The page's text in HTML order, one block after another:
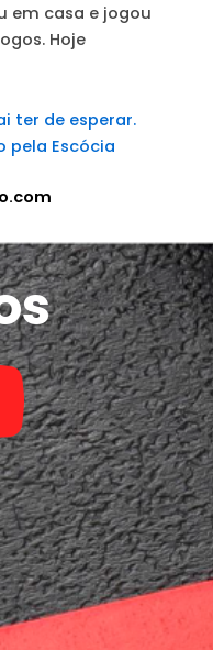
em casa e jogou
Hoje
ter de esperar.
pela Escócia